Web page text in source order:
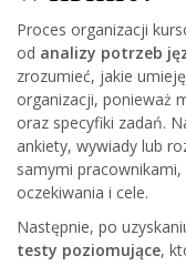
Proces organizacji
od analizy potrzeb
zrozumieć, jakie
organizacji, ponieważ
oraz specyfiki zadań.
ankiety, wywiady lub
samymi pracownikami,
oczekiwania i cele.
Następnie, po
testy poziomujące,